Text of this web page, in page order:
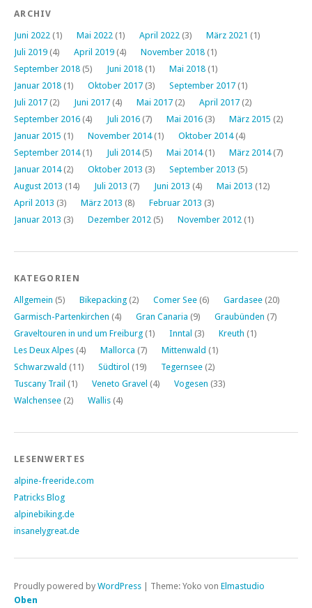
ARCHIV
Juni 2022 (1) Mai 2022 (1) April 2022 (3) März 2021 (1)
Juli 2019 (4) April 2019 (4) November 2018 (1)
September 2018 (5) Juni 2018 (1) Mai 2018 (1)
Januar 2018 (1) Oktober 2017 (3) September 2017 (1)
Juli 2017 (2) Juni 2017 (4) Mai 2017 (2) April 2017 (2)
September 2016 (4) Juli 2016 (7) Mai 2016 (3) März 2015 (2)
Januar 2015 (1) November 2014(1) Oktober 2014(4)
September 2014(1) Juli 2014(5) Mai 2014(1) März 2014(7)
Januar 2014(2) Oktober 2013 (3) September 2013 (5)
August 2013 (14) Juli 2013 (7) Juni 2013 (4) Mai 2013 (12)
April 2013 (3) März 2013 (8) Februar 2013 (3)
Januar 2013 (3) Dezember 2012 (5) November 2012 (1)
KATEGORIEN
Allgemein (5) Bikepacking (2) Comer See (6) Gardasee (20)
Garmisch-Partenkirchen (4) Gran Canaria (9) Graubünden (7)
Graveltouren in und um Freiburg (1) Inntal (3) Kreuth (1)
Les Deux Alpes (4) Mallorca (7) Mittenwald (1)
Schwarzwald (11) Südtirol (19) Tegernsee (2)
Tuscany Trail (1) Veneto Gravel (4) Vogesen (33)
Walchensee (2) Wallis (4)
LESENWERTES
alpine-freeride.com
Patricks Blog
alpinebiking.de
insanelygreat.de
Proudly powered by WordPress Theme: Yoko von Elmastudio
Oben